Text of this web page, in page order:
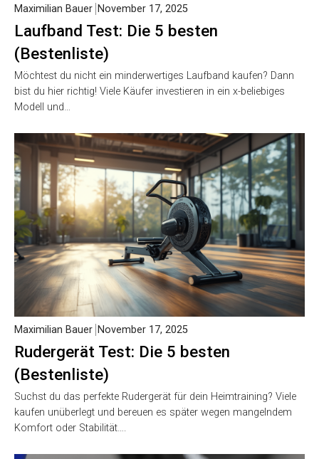
Laufband Test: Die 5 besten
(Bestenliste)
Maximilian Bauer November 17, 2025
Möchtest du nicht ein minderwertiges Laufband kaufen? Dann
bist du hier richtig! Viele Käufer investieren in ein x-beliebiges
Modell und…
Rudergerät Test: Die 5 besten
(Bestenliste)
Maximilian Bauer November 17, 2025
Suchst du das perfekte Rudergerät für dein Heimtraining? Viele
kaufen unüberlegt und bereuen es später wegen mangelndem
Komfort oder Stabilität….